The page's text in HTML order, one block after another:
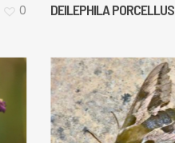
0 DEILEPHILA PORCELLUS